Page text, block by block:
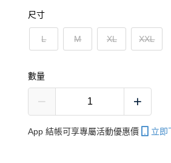
尺寸
L M XL XXL
數量
App 結帳可享專屬活動優惠價 立即